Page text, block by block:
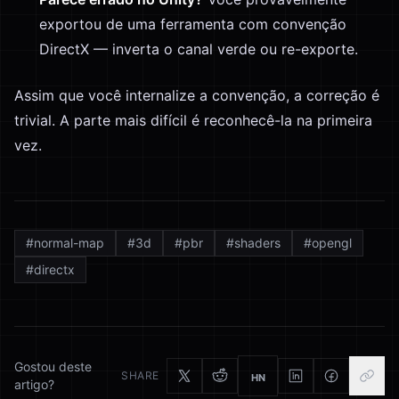
exportou de uma ferramenta com convenção
DirectX — inverta o canal verde ou re-exporte.
Assim que você internalize a convenção, a correção é
trivial. A parte mais difícil é reconhecê-la na primeira
vez.
#normal-map #3d #pbr #shaders #opengl
#directx
Gostou deste
artigo?
SHARE HN